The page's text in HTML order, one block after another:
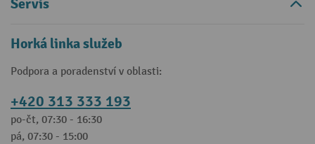
Servis
Horká linka služeb
Podpora a poradenství v oblasti:
+420 313 333 193
po-čt, 07:30 - 16:30
pá, 07:30 - 15:00